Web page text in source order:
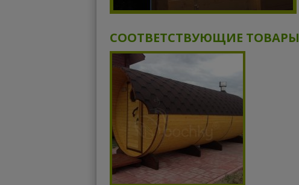
СООТВЕТСТВУЮЩИЕ ТОВАРЫ